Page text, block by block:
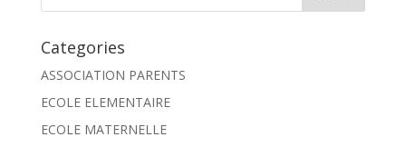
Categories
ASSOCIATION PARENTS
ECOLE ELEMENTAIRE
ECOLE MATERNELLE